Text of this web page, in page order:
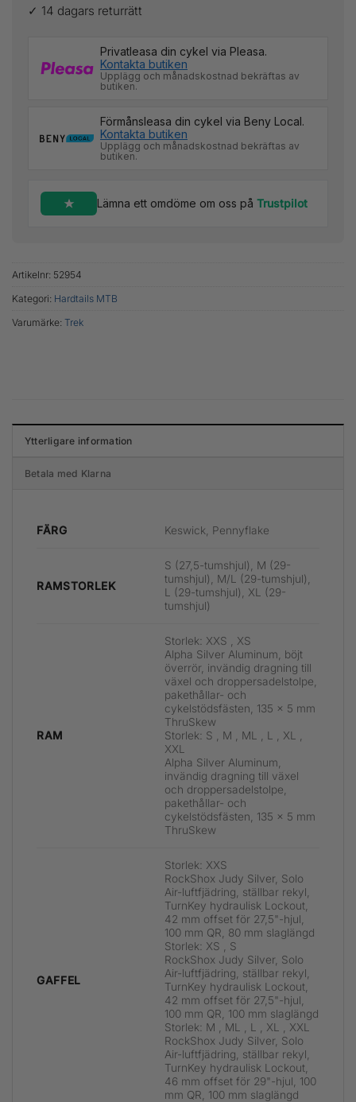
✓ 14 dagars returrätt
Privatleasa din cykel via Pleasa.
Kontakta butiken
Upplägg och månadskostnad bekräftas av
butiken.
Förmånsleasa din cykel via Beny Local.
Kontakta butiken
Upplägg och månadskostnad bekräftas av
butiken.
Lämna ett omdöme om oss på Trustpilot
Artikelnr: 52954
Kategori: Hardtails MTB
Varumärke: Trek
Ytterligare information
Betala med Klarna
FÄRG Keswick, Pennyflake
RAMSTORLEK
S (27,5-tumshjul), M (29-
tumshjul), M/L (29-tumshjul),
L (29-tumshjul), XL (29-
tumshjul)
RAM
Storlek: XXS , XS
Alpha Silver Aluminum, böjt
överrör, invändig dragning till
växel och droppersadelstolpe,
pakethållar- och
cykelstödsfästen, 135 x 5 mm
ThruSkew
Storlek: S , M , ML , L , XL ,
XXL
Alpha Silver Aluminum,
invändig dragning till växel
och droppersadelstolpe,
pakethållar- och
cykelstödsfästen, 135 x 5 mm
ThruSkew
GAFFEL
Storlek: XXS
RockShox Judy Silver, Solo
Air-luftfjädring, ställbar rekyl,
TurnKey hydraulisk Lockout,
42 mm offset för 27,5"-hjul,
100 mm QR, 80 mm slaglängd
Storlek: XS , S
RockShox Judy Silver, Solo
Air-luftfjädring, ställbar rekyl,
TurnKey hydraulisk Lockout,
42 mm offset för 27,5"-hjul,
100 mm QR, 100 mm slaglängd
Storlek: M , ML , L , XL , XXL
RockShox Judy Silver, Solo
Air-luftfjädring, ställbar rekyl,
TurnKey hydraulisk Lockout,
46 mm offset för 29"-hjul, 100
mm QR, 100 mm slaglängd